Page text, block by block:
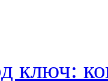
ключ: